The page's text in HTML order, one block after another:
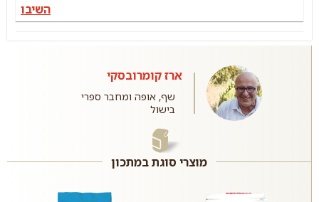
השיבו
ארז קומרובסקי
שף, אופה ומחבר ספרי
בישול
מוצרי סוגת במתכון